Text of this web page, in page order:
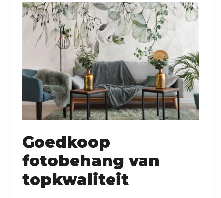
Goedkoop
fotobehang van
topkwaliteit